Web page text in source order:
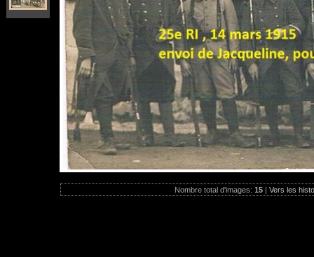
Nombre total d'images: 15 | Vers les